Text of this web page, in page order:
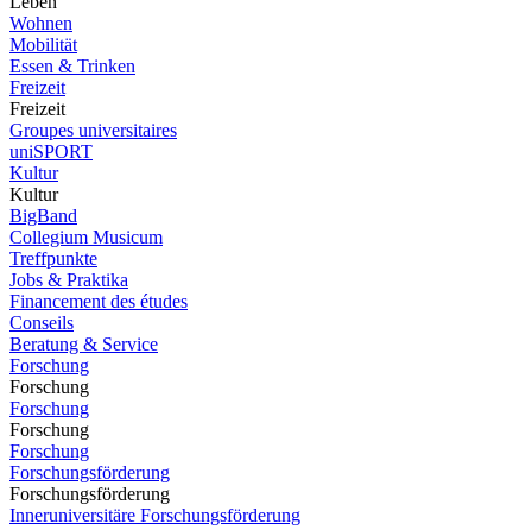
Wohnen
Mobilität
Essen & Trinken
Freizeit
Freizeit
Groupes universitaires
uniSPORT
Kultur
Kultur
BigBand
Collegium Musicum
Treffpunkte
Jobs & Praktika
Financement des études
Conseils
Beratung & Service
Forschung
Forschung
Forschung
Forschung
Forschung
Forschungsförderung
Forschungsförderung
Inneruniversitäre Forschungsförderung